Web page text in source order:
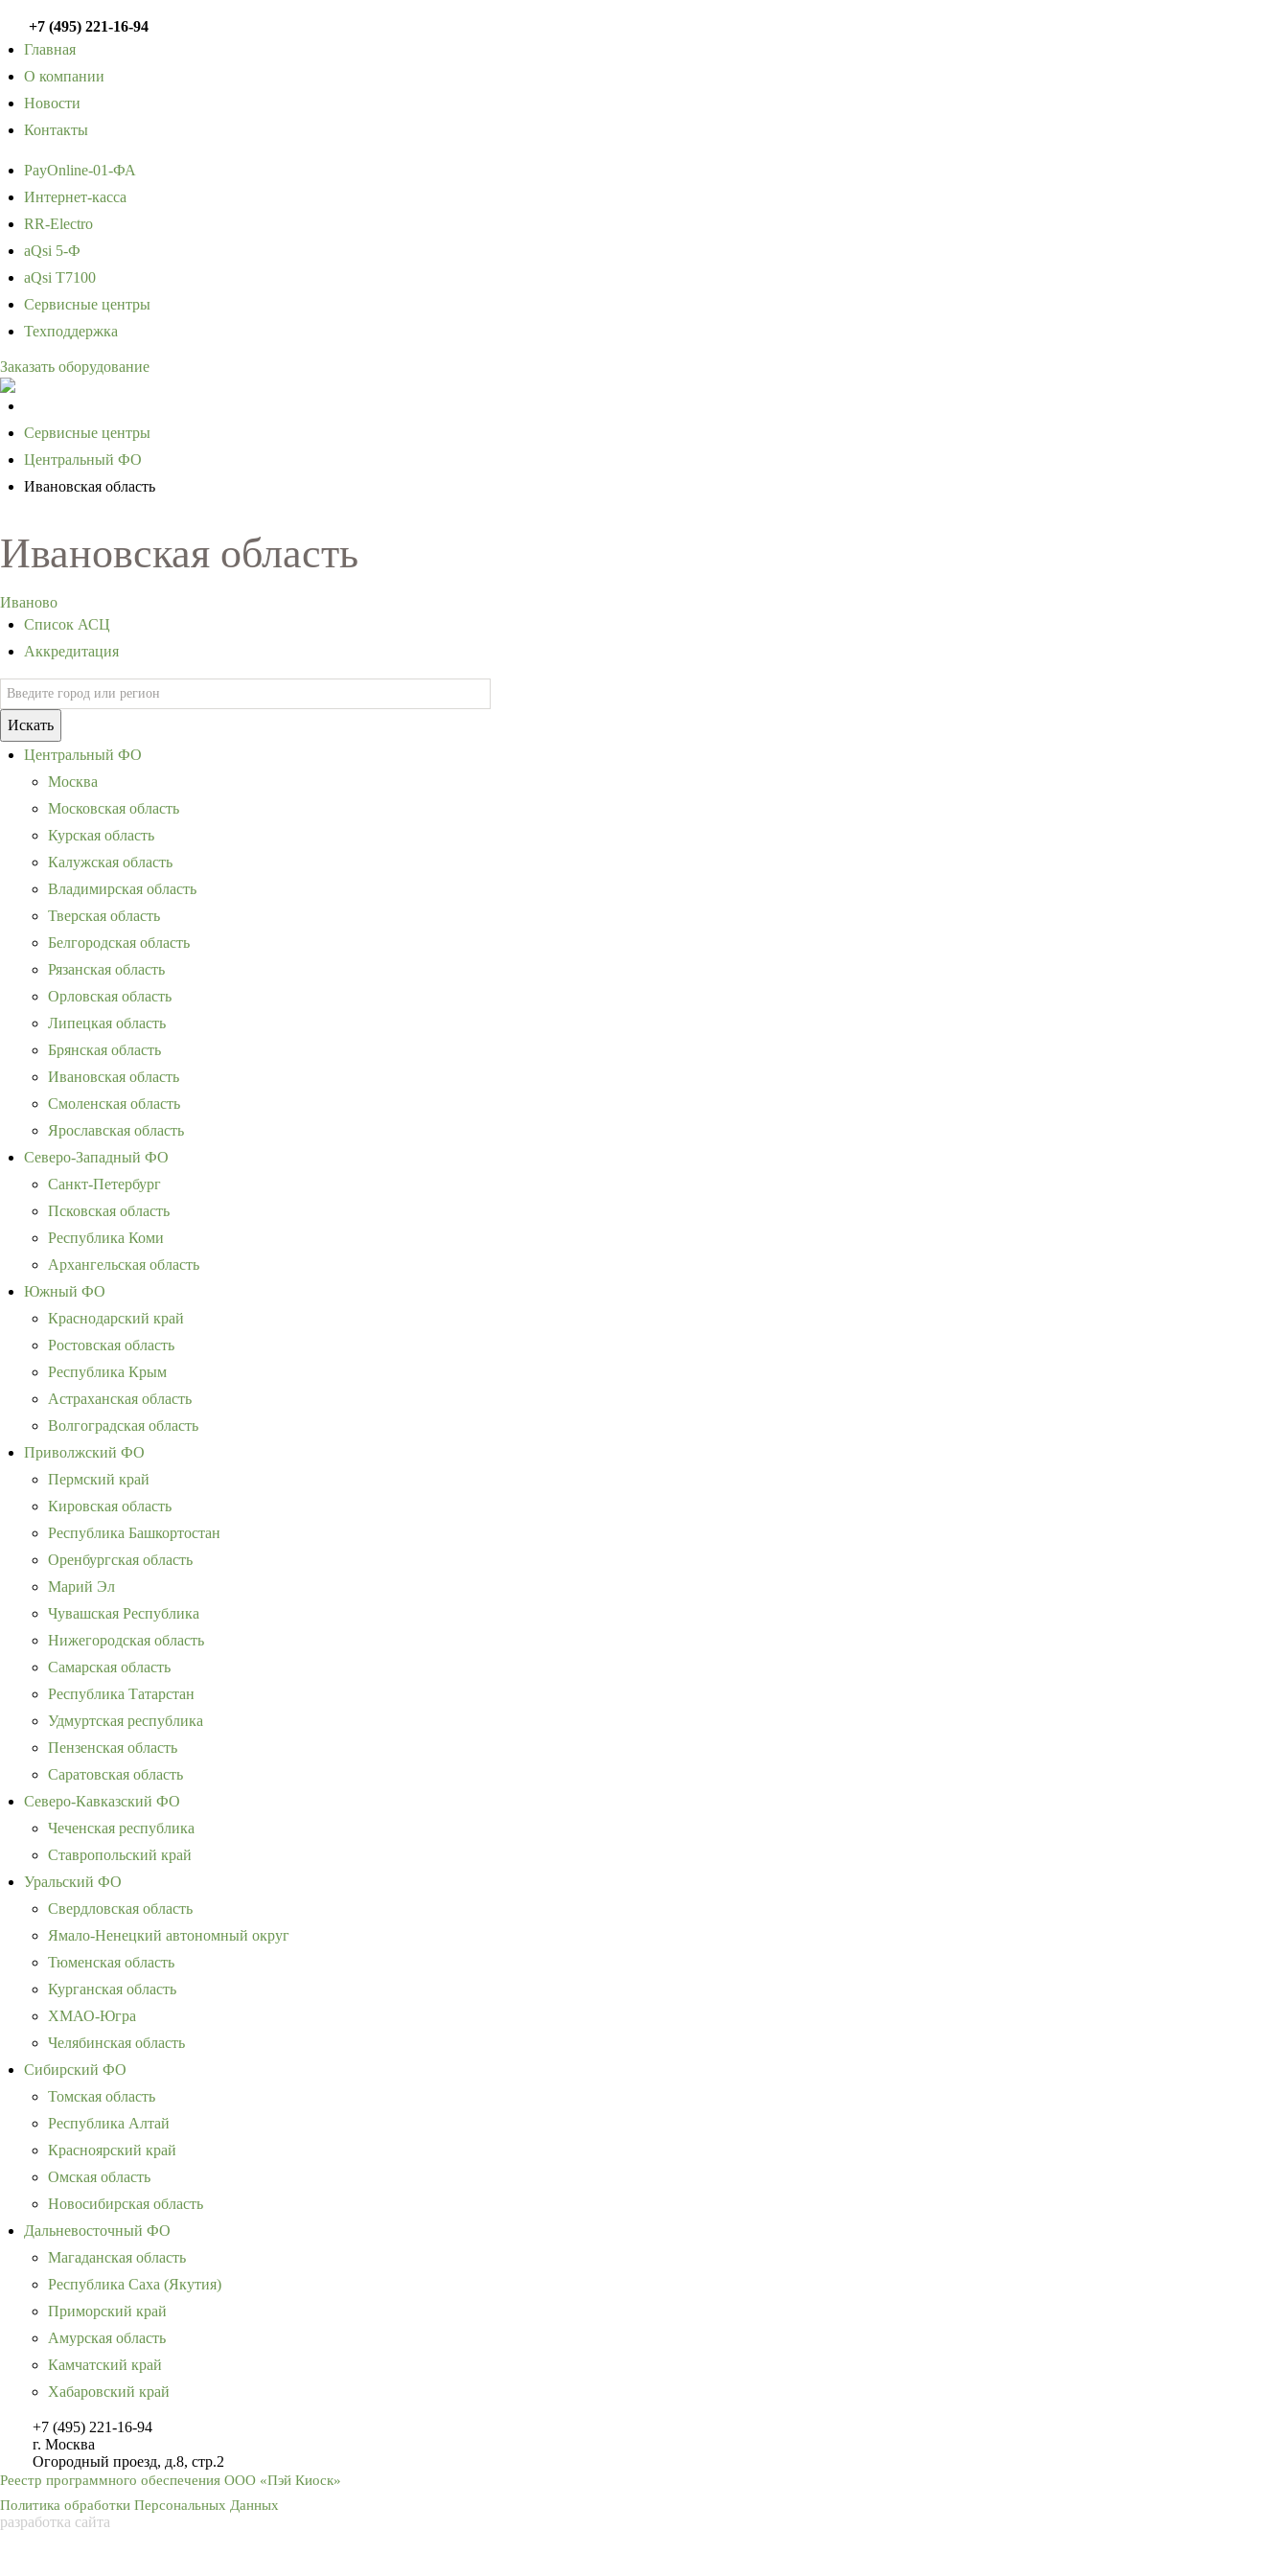
+7 (495) 221-16-94
Главная
О компании
Новости
Контакты
PayOnline-01-ФА
Интернет-касса
RR-Electro
aQsi 5-Ф
aQsi T7100
Сервисные центры
Техподдержка
Заказать оборудование
Сервисные центры
Центральный ФО
Ивановская область
Ивановская область
Иваново
Список АСЦ
Аккредитация
Искать
Центральный ФО
Москва
Московская область
Курская область
Калужская область
Владимирская область
Тверская область
Белгородская область
Рязанская область
Орловская область
Липецкая область
Брянская область
Ивановская область
Смоленская область
Ярославская область
Северо-Западный ФО
Санкт-Петербург
Псковская область
Республика Коми
Архангельская область
Южный ФО
Краснодарский край
Ростовская область
Республика Крым
Астраханская область
Волгоградская область
Приволжский ФО
Пермский край
Кировская область
Республика Башкортостан
Оренбургская область
Марий Эл
Чувашская Республика
Нижегородская область
Самарская область
Республика Татарстан
Удмуртская республика
Пензенская область
Саратовская область
Северо-Кавказский ФО
Чеченская республика
Ставропольский край
Уральский ФО
Свердловская область
Ямало-Ненецкий автономный округ
Тюменская область
Курганская область
ХМАО-Югра
Челябинская область
Сибирский ФО
Томская область
Республика Алтай
Красноярский край
Омская область
Новосибирская область
Дальневосточный ФО
Магаданская область
Республика Саха (Якутия)
Приморский край
Амурская область
Камчатский край
Хабаровский край
+7 (495) 221-16-94
г. Москва
Огородный проезд, д.8, стр.2
Реестр программного обеспечения ООО «Пэй Киоск»
Политика обработки Персональных Данных
разработка сайта